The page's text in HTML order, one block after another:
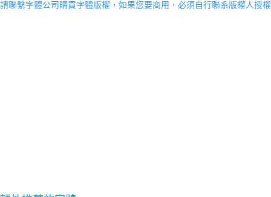
請聯繫字體公司購買字體版權，如果您要商用，必須自行聯系版權人授